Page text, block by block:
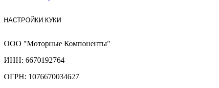
НАСТРОЙКИ КУКИ
ООО "Моторные Компоненты"
ИНН: 6670192764
ОГРН: 1076670034627